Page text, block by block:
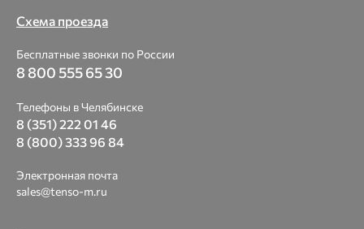
Схема проезда
Бесплатные звонки по России
8 800 555 65 30
Телефоны в Челябинске
8 (351) 222 01 46
8 (800) 333 96 84
Электронная почта
sales@tenso-m.ru